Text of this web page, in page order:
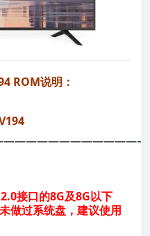
ROM说明：
接口的8G及8G以下
做过系统盘，建议使用